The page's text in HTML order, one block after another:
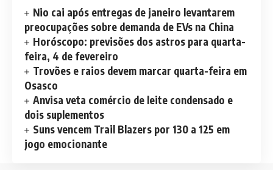
Nio cai após entregas de janeiro levantarem
preocupações sobre demanda de EVs na China
Horóscopo: previsões dos astros para quarta-
feira, 4 de fevereiro
Trovões e raios devem marcar quarta-feira em
Osasco
Anvisa veta comércio de leite condensado e
dois suplementos
Suns vencem Trail Blazers por 130 a 125 em
jogo emocionante